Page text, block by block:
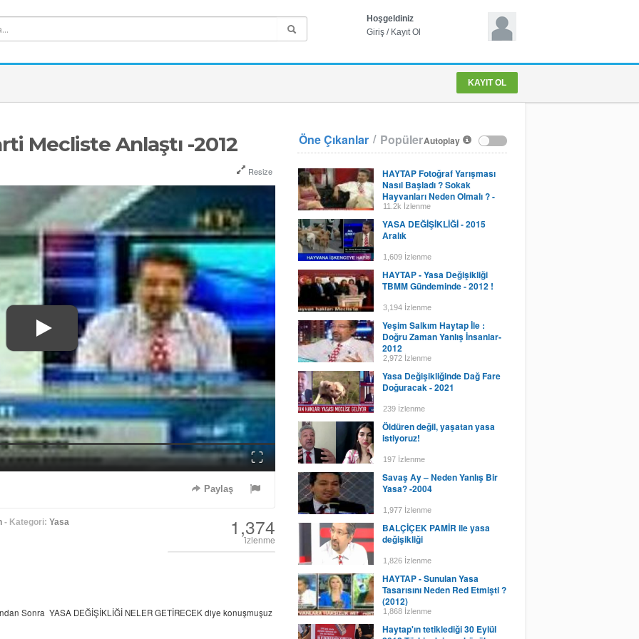
Hoşgeldiniz
Giriş/ Kayıt Ol
KAYIT OL
Mecliste Anlaştı -2012
Resize
Fullscreen
Paylaş
- Kategori: Yasa 1,374
i̇zlenme
Sonra YASA DEĞİŞİKLİĞİ NELER GETİRECEK diye konuşmuşuz
Autoplay
Öne Çıkanlar / Popüler
HAYTAP Fotoğraf Yarışması
Nasıl Başladı ? Sokak
Hayvanları Neden Olmalı ? -
2012
11.2k İzlenme
YASA DEĞİŞİKLİĞİ - 2015
Aralık
1,609 İzlenme
HAYTAP - Yasa Değişikliği
TBMM Gündeminde - 2012 !
3,194 İzlenme
Yeşim Salkım Haytap İle :
Doğru Zaman Yanlış İnsanlar-
2012
2,972 İzlenme
Yasa Değişikliğinde Dağ Fare
Doğuracak - 2021
239 İzlenme
Öldüren değil, yaşatan yasa
istiyoruz!
197 İzlenme
Savaş Ay – Neden Yanlış Bir
Yasa? -2004
1,977 İzlenme
BALÇİÇEK PAMİR ile yasa
değişikliği
1,826 İzlenme
HAYTAP - Sunulan Yasa
Tasarısını Neden Red Etmişti ?
(2012)
1,868 İzlenme
Haytap'ın tetiklediği 30 Eylül